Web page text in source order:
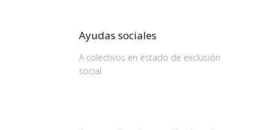
Ayudas sociales
A colectivos en estado de exclusión
social